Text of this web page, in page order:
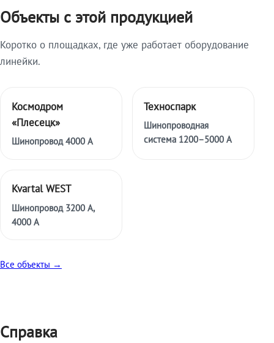
Объекты с этой продукцией
Коротко о площадках, где уже работает оборудование
линейки.
Космодром
«Плесецк»
Шинопровод 4000 А
Техноспарк
Шинопроводная
система 1200–5000 А
Kvartal WEST
Шинопровод 3200 А,
4000 А
Все объекты →
Справка